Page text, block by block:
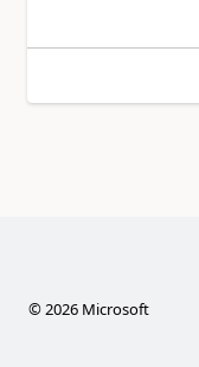
©2026 Microsoft